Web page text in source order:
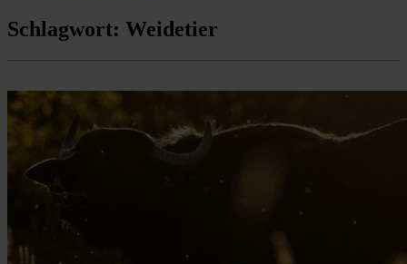
Schlagwort: Weidetier